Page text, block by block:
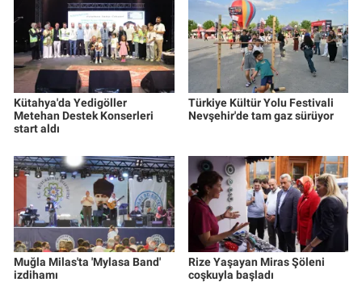
Kütahya'da Yedigöller
Metehan Destek Konserleri
start aldı
Türkiye Kültür Yolu Festivali
Nevşehir'de tam gaz sürüyor
Muğla Milas'ta 'Mylasa Band'
izdihamı
Rize Yaşayan Miras Şöleni
coşkuyla başladı